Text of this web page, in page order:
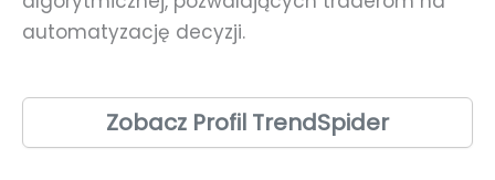
automatyzację decyzji.
Zobacz Profil TrendSpider